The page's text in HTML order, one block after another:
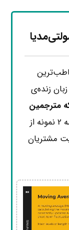
ارائه‌دهنده خدمات نوین ترجمه در 49 زبان زنده‌ی
مترجمین
، ترجمه مولتی‌مدیا است. در ادامه 2 نمونه از
مشتریان